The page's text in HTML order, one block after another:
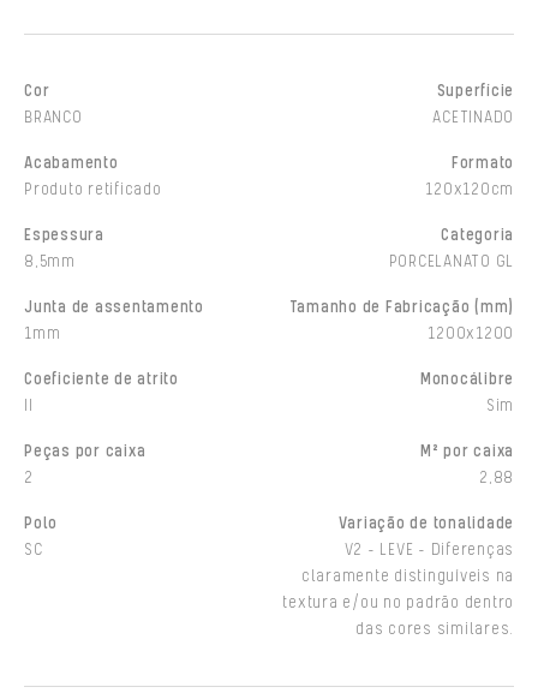
Cor
BRANCO
Superfície
ACETINADO
Acabamento
Produto retificado
Formato
120x120cm
Espessura
8,5mm
Categoria
PORCELANATO GL
Junta de assentamento
1mm
Tamanho de Fabricação (mm)
1200x1200
Coeficiente de atrito
Monocálibre
Sim
Peças por caixa
2
M² por caixa
2,88
Polo
SC
Variação de tonalidade
V2 - LEVE - Diferenças
claramente distinguíveis na
textura e/ou no padrão dentro
das cores similares.